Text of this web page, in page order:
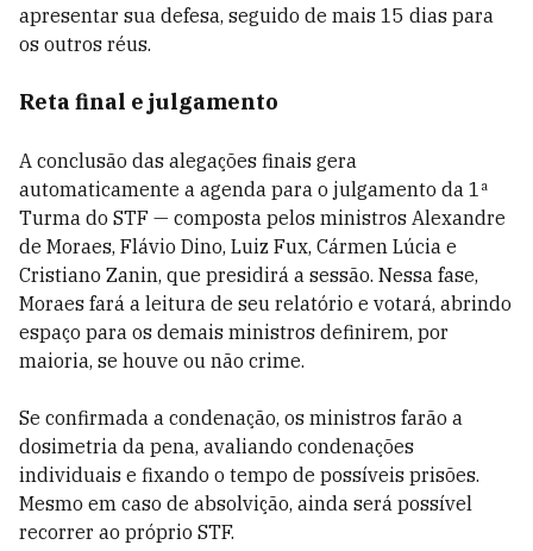
apresentar sua defesa, seguido de mais 15 dias para
os outros réus.
Reta final e julgamento
A conclusão das alegações finais gera
automaticamente a agenda para o julgamento da 1ª
Turma do STF — composta pelos ministros Alexandre
de Moraes, Flávio Dino, Luiz Fux, Cármen Lúcia e
Cristiano Zanin, que presidirá a sessão. Nessa fase,
Moraes fará a leitura de seu relatório e votará, abrindo
espaço para os demais ministros definirem, por
maioria, se houve ou não crime.
Se confirmada a condenação, os ministros farão a
dosimetria da pena, avaliando condenações
individuais e fixando o tempo de possíveis prisões.
Mesmo em caso de absolvição, ainda será possível
recorrer ao próprio STF.